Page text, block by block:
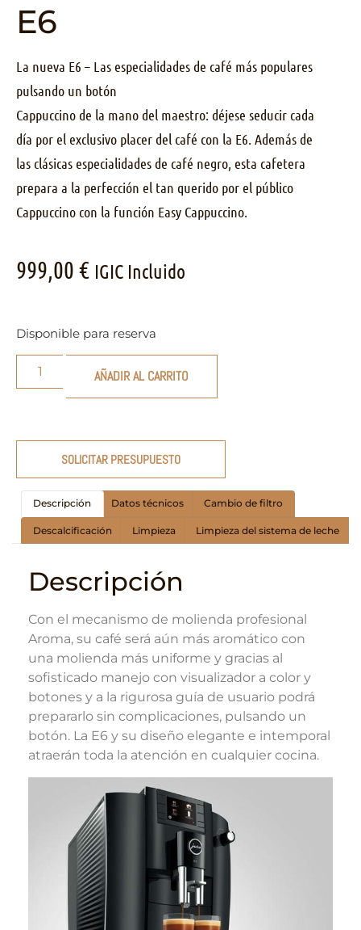
E6
La nueva E6 – Las especialidades de café más populares
pulsando un botón
Cappuccino de la mano del maestro: déjese seducir cada
día por el exclusivo placer del café con la E6. Además de
las clásicas especialidades de café negro, esta cafetera
prepara a la perfección el tan querido por el público
Cappuccino con la función Easy Cappuccino.
999,00€ IGIC Incluido
Disponible para reserva
AÑADIR AL CARRITO
SOLICITAR PRESUPUESTO
Descripción Datos técnicos Cambio de filtro
Descalcificación Limpieza Limpieza del sistema de leche
Descripción
Con el mecanismo de molienda profesional
Aroma, su café será aún más aromático con
una molienda más uniforme y gracias al
sofisticado manejo con visualizador a color y
botones y a la rigurosa guía de usuario podrá
prepararlo sin complicaciones, pulsando un
botón. La E6 y su diseño elegante e intemporal
atraerán toda la atención en cualquier cocina.